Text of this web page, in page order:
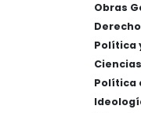
Obras
Política
Política